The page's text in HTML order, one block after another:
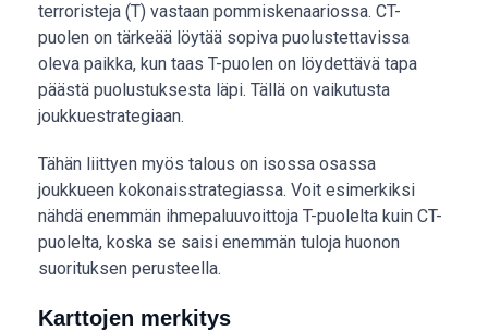
terroristeja (T) vastaan pommiskenaariossa. CT-
puolen on tärkeää löytää sopiva puolustettavissa
oleva paikka, kun taas T-puolen on löydettävä tapa
päästä puolustuksesta läpi. Tällä on vaikutusta
joukkuestrategiaan.
Tähän liittyen myös talous on isossa osassa
joukkueen kokonaisstrategiassa. Voit esimerkiksi
nähdä enemmän ihmepaluuvoittoja T-puolelta kuin CT-
puolelta, koska se saisi enemmän tuloja huonon
suorituksen perusteella.
Karttojen merkitys